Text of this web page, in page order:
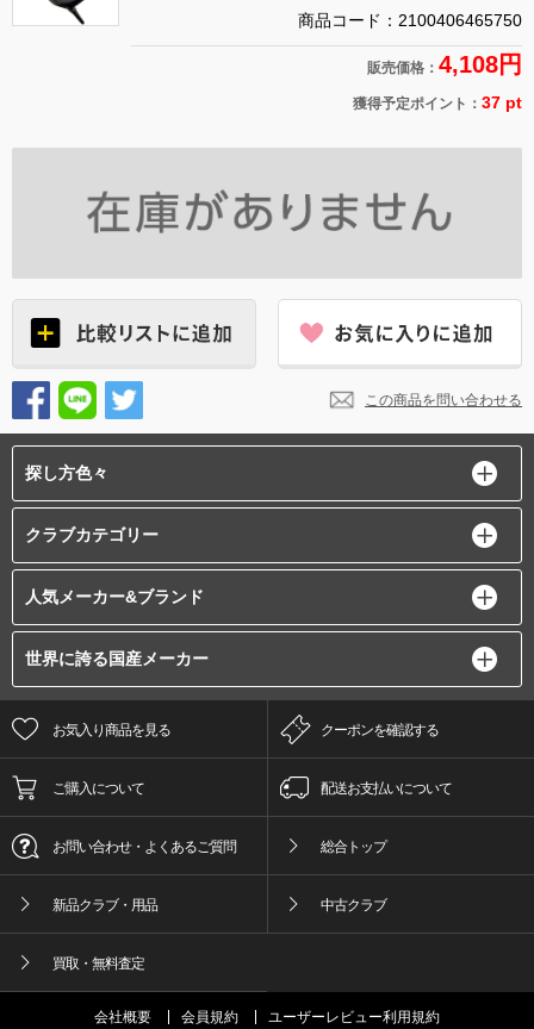
商品コード：2100406465750
販売価格： 4,108円
獲得予定ポイント： 37 pt
この商品を問い合わせる
探し方色々
クラブカテゴリー
人気メーカー&ブランド
世界に誇る国産メーカー
お気入り商品を見る クーポンを確認する
ご購入について 配送お支払いについて
お問い合わせ・よくあるご質問 総合トップ
新品クラブ・用品 中古クラブ
買取・無料査定
会社概要 会員規約 ユーザーレビュー利用規約